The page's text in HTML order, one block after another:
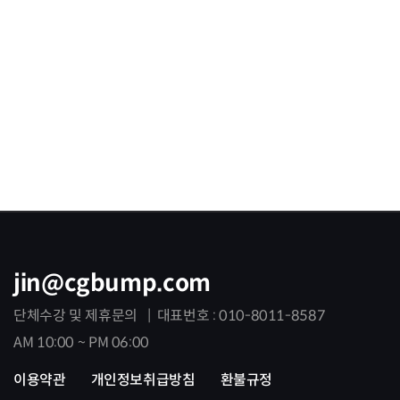
jin@cgbump.com
단체수강 및 제휴문의 | 대표번호 : 010-8011-8587
AM 10:00 ~ PM 06:00
이용약관
개인정보취급방침 환불규정